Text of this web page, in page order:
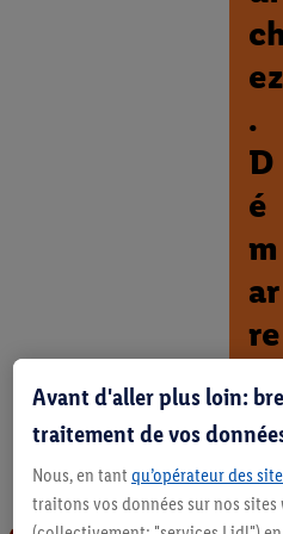
ez
.
D
é
m
ar
re
z.
D
é
c
Avant d'aller plus loin:
traitement de vos
Nous, en tant qu’opérateur des
traitons vos données sur nos